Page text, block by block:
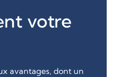
votre
avantages, dont un